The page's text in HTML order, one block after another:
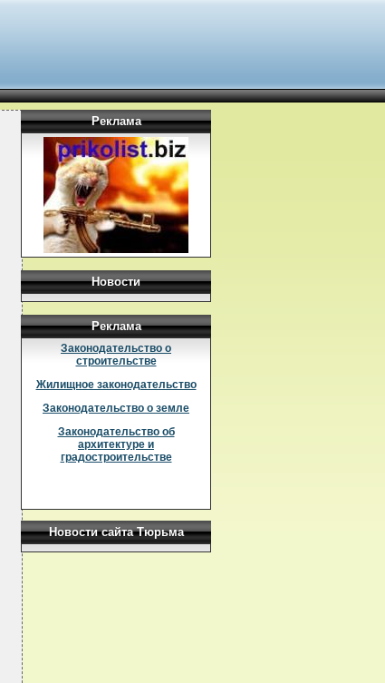
Реклама
Новости
Реклама
Законодательство о
строительстве
Жилищное законодательство
Законодательство о земле
Законодательство об
архитектуре и
градостроительстве
Новости сайта Тюрьма